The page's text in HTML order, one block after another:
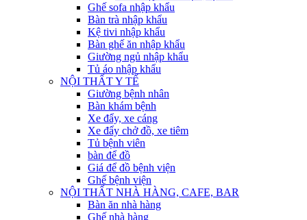
Ghế sofa nhập khẩu
Bàn trà nhập khẩu
Kệ tivi nhập khẩu
Bàn ghế ăn nhập khẩu
Giường ngủ nhập khẩu
Tủ áo nhập khẩu
NỘI THẤT Y TẾ
Giường bệnh nhân
Bàn khám bệnh
Xe đẩy, xe cáng
Xe đẩy chở đồ, xe tiêm
Tủ bệnh viên
bàn để đồ
Giá để đồ bệnh viện
Ghế bệnh viện
NỘI THẤT NHÀ HÀNG, CAFE, BAR
Bàn ăn nhà hàng
Ghế nhà hàng